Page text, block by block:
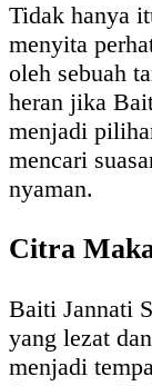
Tidak hanya
menyita
oleh sebuah
heran jika
menjadi
mencari
nyaman.
Citra
Baiti Jannati
yang lezat
menjadi